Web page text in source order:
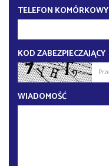
TELEFON KOMÓRKOWY
KOD ZABEZPIECZAJĄCY
WIADOMOŚĆ